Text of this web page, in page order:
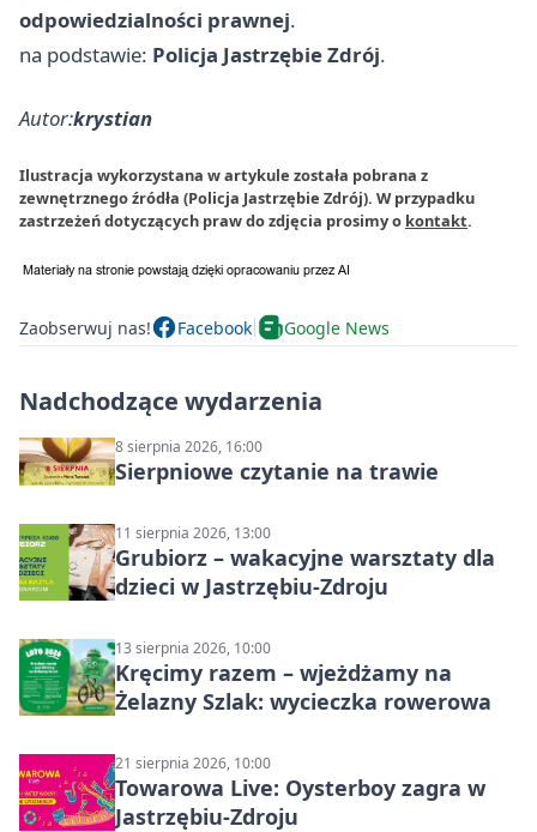
odpowiedzialności prawnej.
na podstawie: Policja Jastrzębie Zdrój.
Autor:krystian
Ilustracja wykorzystana w artykule została pobrana z
zewnętrznego źródła (Policja Jastrzębie Zdrój). W przypadku
zastrzeżeń dotyczących praw do zdjęcia prosimy o kontakt.
Zaobserwuj nas! Facebook Google News
Nadchodzące wydarzenia
8 sierpnia 2026, 16:00
Sierpniowe czytanie na trawie
11 sierpnia 2026, 13:00
Grubiorz – wakacyjne warsztaty dla
dzieci w Jastrzębiu-Zdroju
13 sierpnia 2026, 10:00
Kręcimy razem – wjeżdżamy na
Żelazny Szlak: wycieczka rowerowa
21 sierpnia 2026, 10:00
Towarowa Live: Oysterboy zagra w
Jastrzębiu-Zdroju